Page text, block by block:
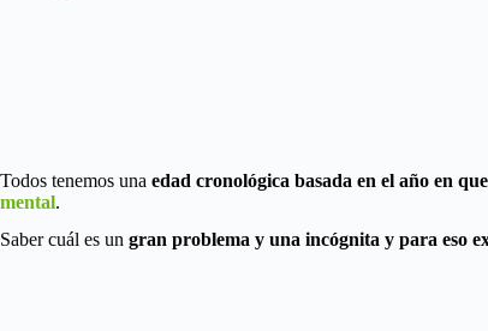
Todos tenemos una edad cronológica basada en el año en
mental.
Saber cuál es un gran problema y una incógnita y para eso